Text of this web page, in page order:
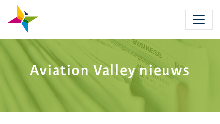
content
Aviation Valley nieuws